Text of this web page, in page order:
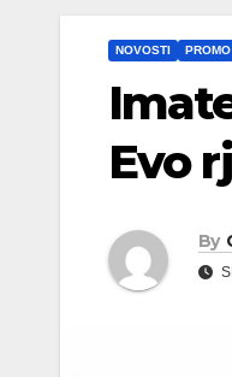
NOVOSTI PROMO
Evo
By